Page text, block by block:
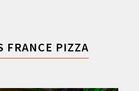
FRANCE PIZZA